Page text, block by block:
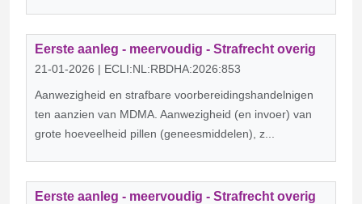
Eerste aanleg - meervoudig - Strafrecht overig
21-01-2026 | ECLI:NL:RBDHA:2026:853
Aanwezigheid en strafbare voorbereidingshandelnigen
ten aanzien van MDMA. Aanwezigheid (en invoer) van
grote hoeveelheid pillen (geneesmiddelen), z...
Eerste aanleg - meervoudig - Strafrecht overig